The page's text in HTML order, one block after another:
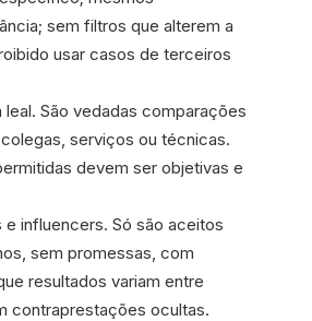
sem filtros que alterem a
usar casos de terceiros
leal. São vedadas comparações
serviços ou técnicas.
devem ser objetivas e
e influencers. Só são aceitos
sem promessas, com
resultados variam entre
contraprestações ocultas.